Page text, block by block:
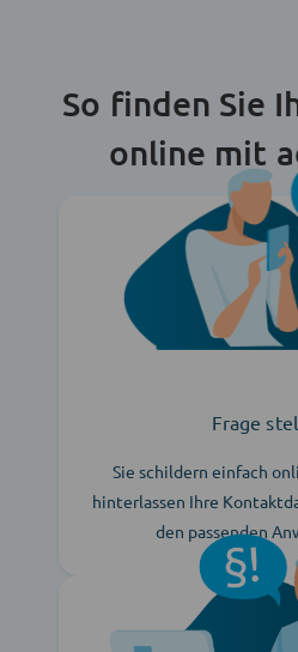
So finden Sie
online mit
Frage
Sie schildern einfach
hinterlassen Ihre
den passenden